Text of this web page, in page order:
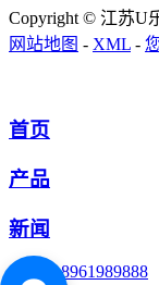
Copyright © 江苏U
网站地图 - XML -
首页
产品
新闻
18961989888